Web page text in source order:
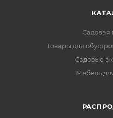
Садовая
Товары для
Садовые
Мебель